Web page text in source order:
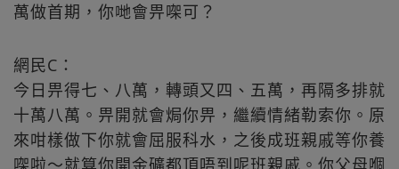
萬做首期，你哋會畀㗎可？
網民C：
今日畀得七、八萬，轉頭又四、五萬，再隔多排就
十萬八萬。畀開就會焗你畀，繼續情緒勒索你。原
來咁樣做下你就會屈服科水，之後成班親戚等你養